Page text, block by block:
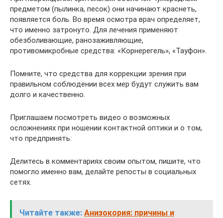
предметом (пылинка, песок) они начинают краснеть,
появляется боль. Во время осмотра врач определяет,
что именно затронуто. Для лечения применяют
обезболивающие, ранозаживляющие,
противомикробные средства: «Корнерегель», «Тауфон».
Помните, что средства для коррекции зрения при
правильном соблюдении всех мер будут служить вам
долго и качественно.
Приглашаем посмотреть видео о возможных
осложнениях при ношении контактной оптики и о том,
что предпринять:
Делитесь в комментариях своим опытом, пишите, что
помогло именно вам, делайте репосты в социальных
сетях.
Читайте также: Анизокория: причины и